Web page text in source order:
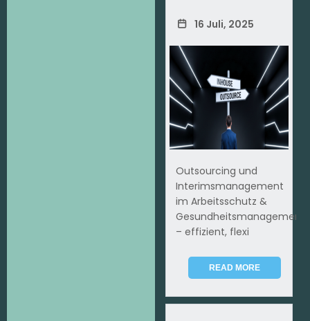
16 Juli, 2025
Outsourcing und
Interimsmanagement
im Arbeitsschutz &
Gesundheitsmanagement
– effizient, flexi
READ MORE